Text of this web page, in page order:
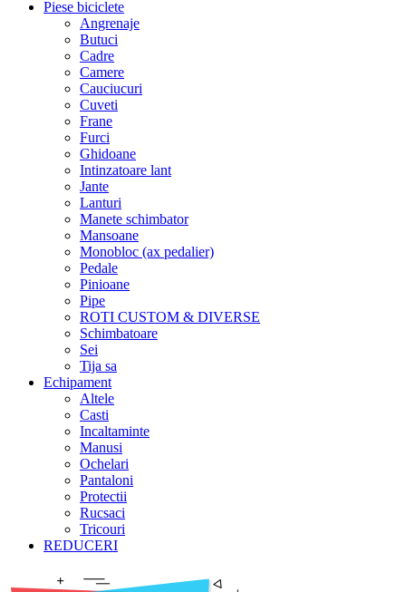
Piese biciclete
Angrenaje
Butuci
Cadre
Camere
Cauciucuri
Cuveti
Frane
Furci
Ghidoane
Intinzatoare lant
Jante
Lanturi
Manete schimbator
Mansoane
Monobloc (ax pedalier)
Pedale
Pinioane
Pipe
ROTI CUSTOM & DIVERSE
Schimbatoare
Sei
Tija sa
Echipament
Altele
Casti
Incaltaminte
Manusi
Ochelari
Pantaloni
Protectii
Rucsaci
Tricouri
REDUCERI